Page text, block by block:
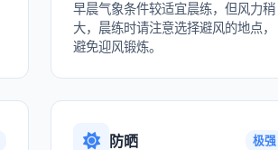
早晨气象条件较适宜晨练，但风力稍
大，晨练时请注意选择避风的地点，
避免迎风锻炼。
防晒 极强